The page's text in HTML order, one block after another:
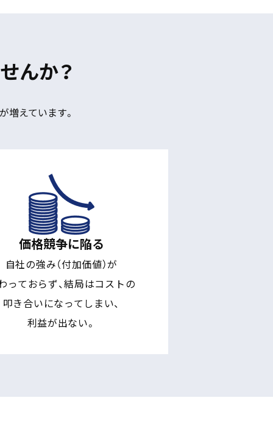
んか？
増えています。
価格競争に陥る
自社の強み（付加価値）が
っておらず、結局はコストの
叩き合いになってしまい、
利益が出ない。